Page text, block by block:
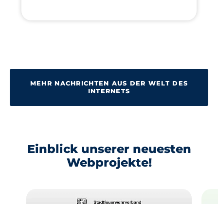
MEHR NACHRICHTEN AUS DER WELT DES
INTERNETS
Einblick unserer neuesten
Webprojekte!